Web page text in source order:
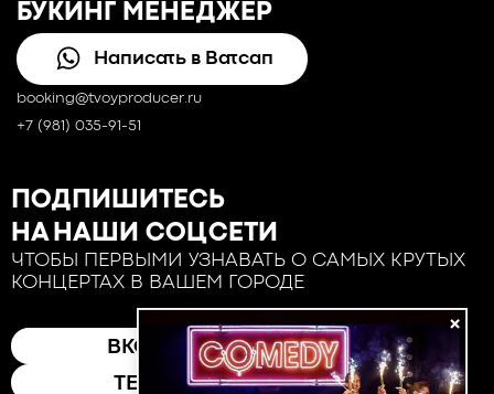
БУКИНГ МЕНЕДЖЕР
Написать в Ватсап
booking@tvoyproducer.ru
+7 (981) 035-91-51
×
ПОДПИШИТЕСЬ
НА НАШИ СОЦСЕТИ
ЧТОБЫ ПЕРВЫМИ УЗНАВАТЬ О САМЫХ КРУТЫХ
КОНЦЕРТАХ В ВАШЕМ ГОРОДЕ
ВКОНТАКТЕ
ТЕЛЕГРАМ